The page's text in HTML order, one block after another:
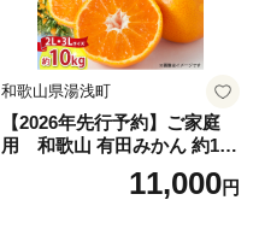
和歌山県湯浅町
【2026年先行予約】ご家庭
用 和歌山 有田みかん 約10k
g (2L、3Lサイズ)【湯浅町】
11,000円